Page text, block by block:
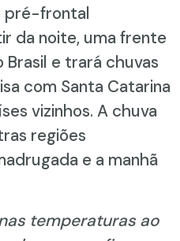
pré-frontal
da noite, uma frente
Brasil e trará chuvas
com Santa Catarina
vizinhos. A chuva
regiões
e a manhã
temperaturas ao